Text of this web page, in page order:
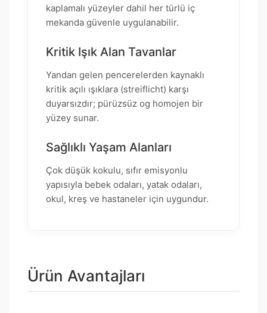
kaplamalı yüzeyler dahil her türlü iç
mekanda güvenle uygulanabilir.
Kritik Işık Alan Tavanlar
Yandan gelen pencerelerden kaynaklı
kritik açılı ışıklara (streiflicht) karşı
duyarsızdır; pürüzsüz og homojen bir
yüzey sunar.
Sağlıklı Yaşam Alanları
Çok düşük kokulu, sıfır emisyonlu
yapısıyla bebek odaları, yatak odaları,
okul, kreş ve hastaneler için uygundur.
Ürün Avantajları